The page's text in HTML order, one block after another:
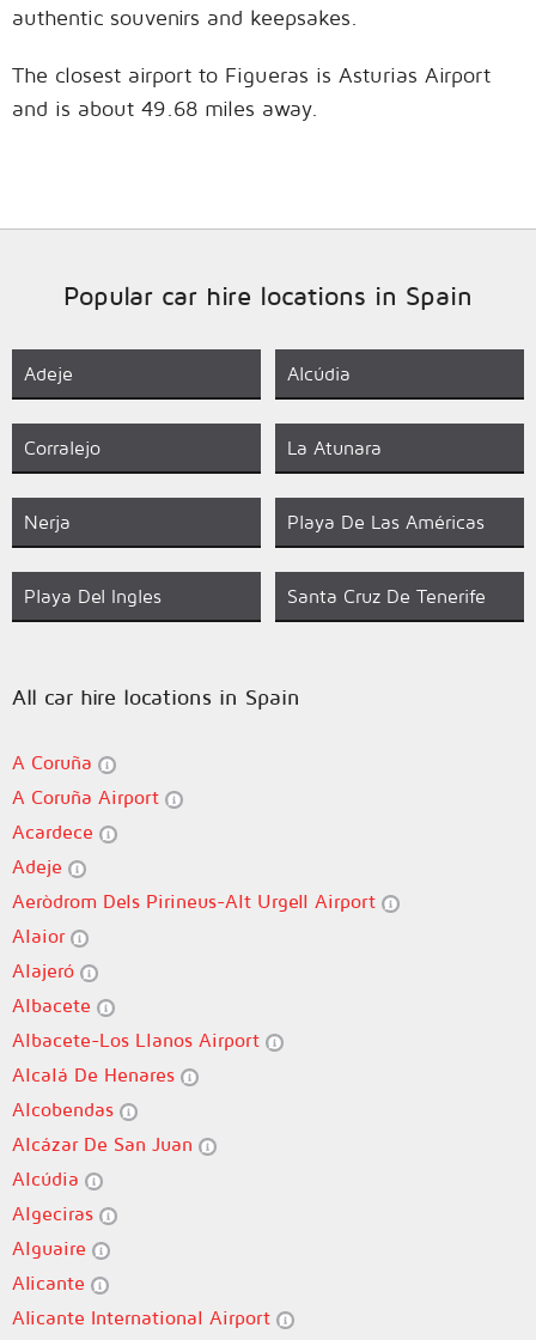
authentic souvenirs and keepsakes.
The closest airport to Figueras is Asturias Airport
and is about 49.68 miles away.
Popular car hire locations in Spain
Adeje Alcúdia
Corralejo La Atunara
Nerja Playa De Las Américas
Playa Del Ingles Santa Cruz De Tenerife
All car hire locations in Spain
A Coruña
A Coruña Airport
Acardece
Adeje
Aeròdrom Dels Pirineus-Alt Urgell Airport
Alaior
Alajeró
Albacete
Albacete-Los Llanos Airport
Alcalá De Henares
Alcobendas
Alcázar De San Juan
Alcúdia
Algeciras
Alguaire
Alicante
Alicante International Airport